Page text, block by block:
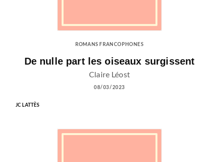
ROMANS FRANCOPHONES
De nulle part les oiseaux surgissent
Claire Léost
08/03/2023
JC LATTÈS